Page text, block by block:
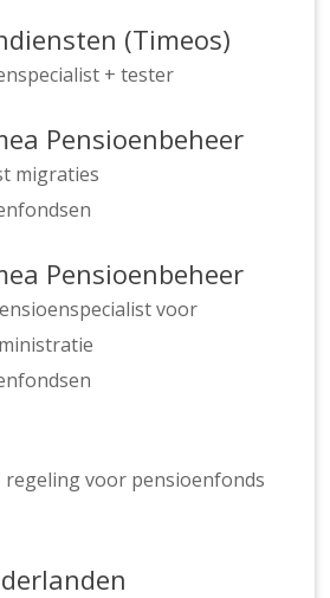
(Timeos)
+ tester
Pensioenbeheer
migraties
Pensioenbeheer
voor
regeling voor pensioenfonds